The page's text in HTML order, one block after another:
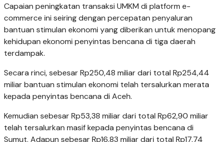
Capaian peningkatan transaksi UMKM di platform e-
commerce ini seiring dengan percepatan penyaluran
bantuan stimulan ekonomi yang diberikan untuk menopang
kehidupan ekonomi penyintas bencana di tiga daerah
terdampak.
Secara rinci, sebesar Rp250,48 miliar dari total Rp254,44
miliar bantuan stimulan ekonomi telah tersalurkan merata
kepada penyintas bencana di Aceh.
Kemudian sebesar Rp53,38 miliar dari total Rp62,90 miliar
telah tersalurkan masif kepada penyintas bencana di
Sumut. Adapun sebesar Rp16,83 miliar dari total Rp17,74